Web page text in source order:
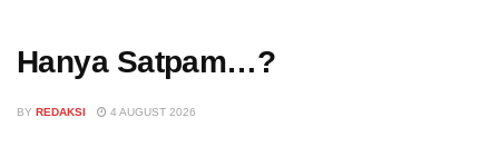
Hanya Satpam…?
BY REDAKSI 4 AUGUST 2026